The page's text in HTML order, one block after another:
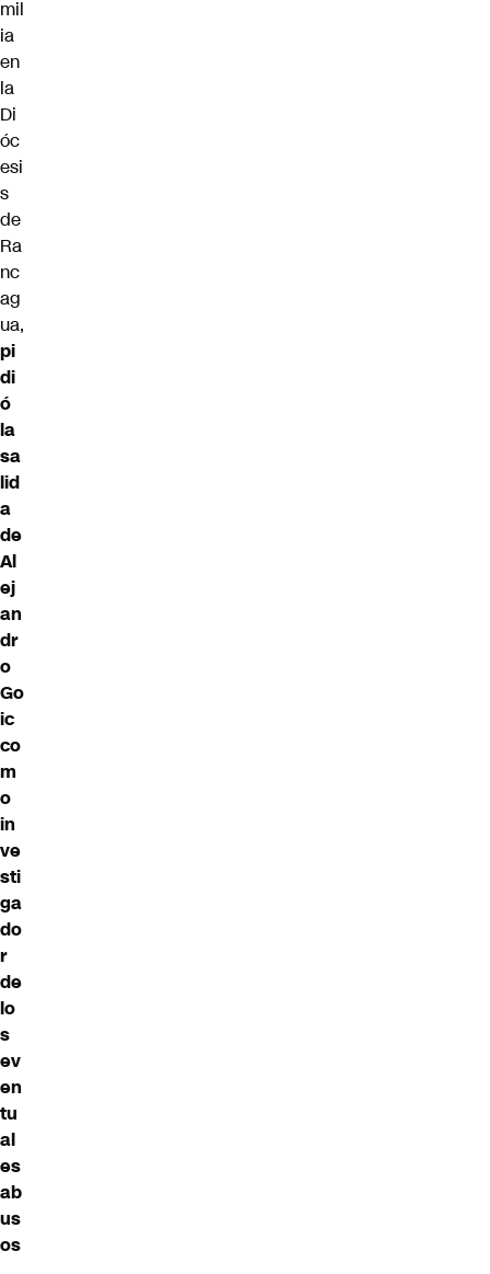
mil
ia
en
la
Di
óc
esi
s
de
Ra
nc
ag
ua,
pi
di
ó
la
sa
lid
a
de
Al
ej
an
dr
o
Go
ic
co
m
o
in
ve
sti
ga
do
r
de
lo
s
ev
en
tu
al
es
ab
us
os